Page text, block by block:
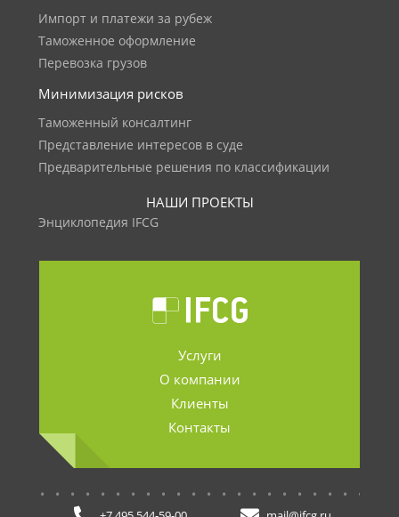
Импорт и платежи за рубеж
Таможенное оформление
Перевозка грузов
Минимизация рисков
Таможенный консалтинг
Представление интересов в суде
Предварительные решения по классификации
НАШИ ПРОЕКТЫ
Энциклопедия IFCG
Услуги
О компании
Клиенты
Контакты